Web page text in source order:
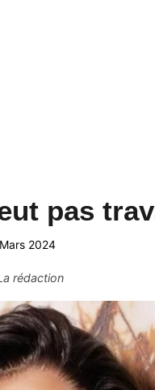
pas
2024
rédaction